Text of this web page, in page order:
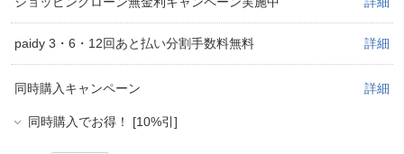
paidy 3・6・12回あと払い分割手数料無料 詳細
同時購入キャンペーン 詳細
同時購入でお得！ [10%引]